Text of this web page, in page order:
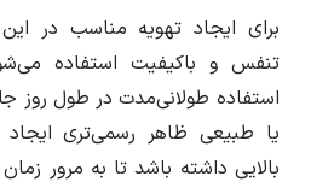
برای ایجاد تهویه مناسب در
تنفس و باکیفیت استفاده
استفاده طولانی‌مدت در طول روز
یا طبیعی ظاهر رسمی‌تری ایجاد
بالایی داشته باشد تا به مرور